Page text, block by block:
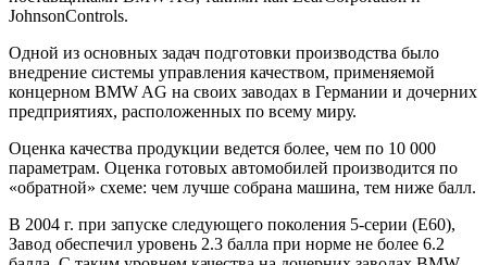
JohnsonControls.
Одной из основных задач подготовки производства было
внедрение системы управления качеством, применяемой
концерном BMW AG на своих заводах в Германии и дочерних
предприятиях, расположенных по всему миру.
Оценка качества продукции ведется более, чем по 10 000
параметрам. Оценка готовых автомобилей производится по
«обратной» схеме: чем лучше собрана машина, тем ниже балл.
В 2004 г. при запуске следующего поколения 5-серии (Е60),
Завод обеспечил уровень 2.3 балла при норме не более 6.2